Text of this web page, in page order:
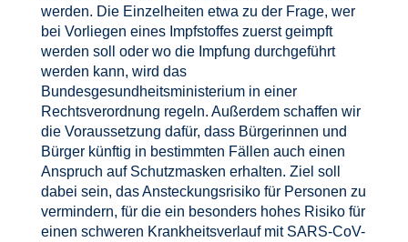
werden. Die Einzelheiten etwa zu der Frage, wer
bei Vorliegen eines Impfstoffes zuerst geimpft
werden soll oder wo die Impfung durchgeführt
werden kann, wird das
Bundesgesundheitsministerium in einer
Rechtsverordnung regeln. Außerdem schaffen wir
die Voraussetzung dafür, dass Bürgerinnen und
Bürger künftig in bestimmten Fällen auch einen
Anspruch auf Schutzmasken erhalten. Ziel soll
dabei sein, das Ansteckungsrisiko für Personen zu
vermindern, für die ein besonders hohes Risiko für
einen schweren Krankheitsverlauf mit SARS-CoV-